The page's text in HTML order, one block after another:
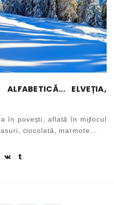
ELVEȚIA,
în povești, aflată în mijlocul
ciocolată, marmote...